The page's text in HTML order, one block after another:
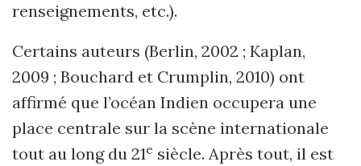
renseignements, etc.).
Certains auteurs (Berlin, 2002 ; Kaplan,
2009 ; Bouchard et Crumplin, 2010) ont
affirmé que l’océan Indien occupera une
place centrale sur la scène internationale
tout au long du 21e siècle. Après tout, il est